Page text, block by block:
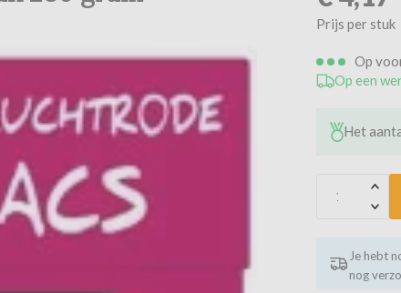
Prijs per stuk
Op
Op een
Het
Je hebt
nog